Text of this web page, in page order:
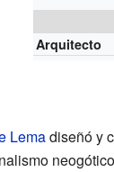
Arquitecto
Lemadiseñó y